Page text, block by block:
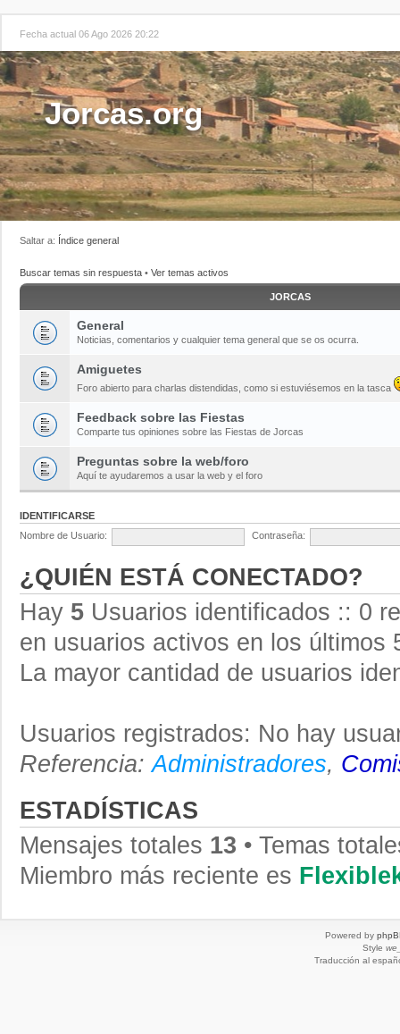
Fecha actual 06 Ago 2026 20:22
Jorcas.org
Saltar a: Índice general
Buscar temas sin respuesta • Ver temas activos
JORCAS
General
Noticias, comentarios y cualquier tema general que se os ocurra.
Amiguetes
Foro abierto para charlas distendidas, como si estuviésemos en la tasca
Feedback sobre las Fiestas
Comparte tus opiniones sobre las Fiestas de Jorcas
Preguntas sobre la web/foro
Aquí te ayudaremos a usar la web y el foro
IDENTIFICARSE
Nombre de Usuario:
Contraseña:
¿QUIÉN ESTÁ CONECTADO?
Hay 5 Usuarios identificados :: 0
en usuarios activos en los últimos
La mayor cantidad de usuarios
Usuarios registrados: No hay
Referencia:Administradores,
ESTADÍSTICAS
Mensajes totales 13 • Temas
Miembro más reciente es
Powered by
Style
Traducción al